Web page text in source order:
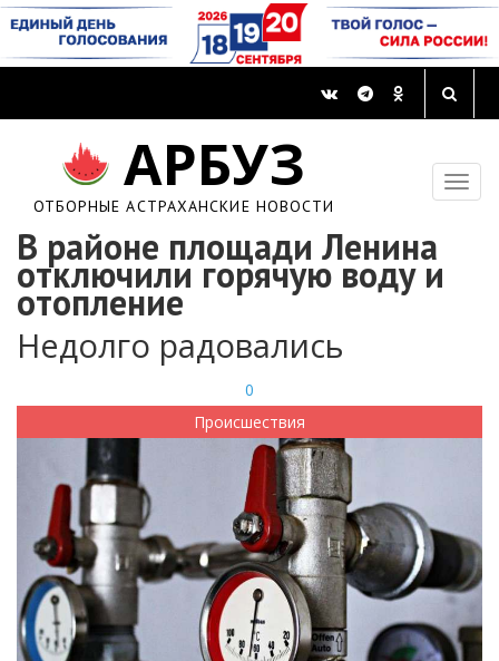
АРБУЗ
ОТБОРНЫЕ АСТРАХАНСКИЕ НОВОСТИ
В районе площади Ленина
отключили горячую воду и
отопление
Недолго радовались
0
Происшествия